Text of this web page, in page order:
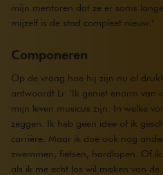
mijn mentoren dat ze er soms
mijzelf is de stad compleet nieuw.’
Componeren
Op de vraag hoe hij zijn nu al
antwoordt Li: ‘Ik geniet enorm van
mijn leven musicus zijn. In welke
zeggen. Ik heb geen idee of ik
carrière. Maar ik doe ook nog
zwemmen, fietsen, hardlopen. Of
als ik me echt los wil maken van